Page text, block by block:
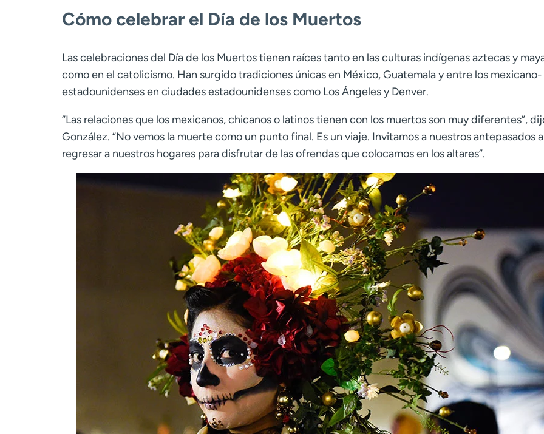
Cómo celebrar el Día de los Muertos
Las celebraciones del Día de los Muertos tienen raíces tanto en las culturas indígenas aztecas y
como en el catolicismo. Han surgido tradiciones únicas en México, Guatemala y entre los mexicano-
estadounidenses en ciudades estadounidenses como Los Ángeles y Denver.
“Las relaciones que los mexicanos, chicanos o latinos tienen con los muertos son muy diferentes”,
González. “No vemos la muerte como un punto final. Es un viaje. Invitamos a nuestros antepasados ​​a
regresar a nuestros hogares para disfrutar de las ofrendas que colocamos en los altares”.